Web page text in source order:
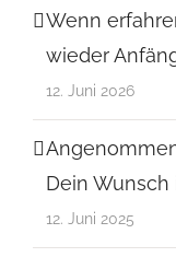
Wenn
wieder
12. Juni 2026
Dein
12. Juni 2025